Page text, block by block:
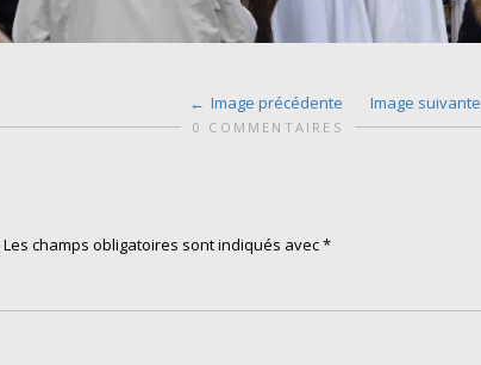
Image précédente Image suivante
0 COMMENTAIRES
Les champs obligatoires sont indiqués avec*